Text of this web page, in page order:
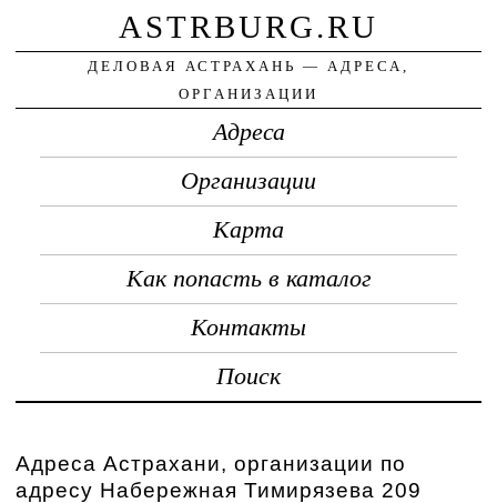
ASTRBURG.RU
ДЕЛОВАЯ АСТРАХАНЬ — АДРЕСА,
ОРГАНИЗАЦИИ
Адреса
Организации
Карта
Как попасть в каталог
Контакты
Поиск
Адреса Астрахани, организации по
адресу Набережная Тимирязева 209